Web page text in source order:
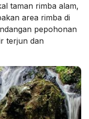
taman rimba alam,
area rimba di
pepohonan
terjun dan